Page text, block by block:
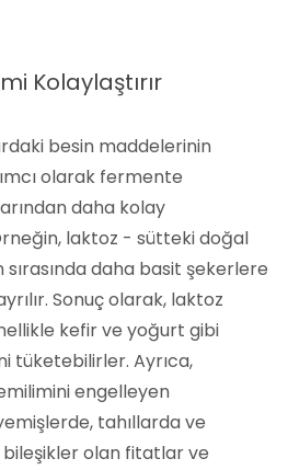
Kolaylaştırır
besin maddelerinin
olarak fermente
daha kolay
laktoz - sütteki doğal
daha basit şekerlere
Sonuç olarak, laktoz
kefir ve yoğurt gibi
tüketebilirler. Ayrıca,
engelleyen
tahıllarda ve
olan fitatlar ve